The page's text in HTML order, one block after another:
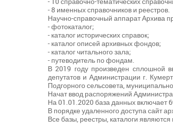
- 8 именных справочников и реестров.
Научно-справочный аппарат Архива
- фотокаталог;
- каталог исторических справок;
- каталог описей архивных фондов;
- каталог читального зала;
- путеводитель по фондам.
В 2019 году произведен сплошной
депутатов и Администрации г.
Подгорного сельсовета,
Начат ввод распоряжений
На 01.01.2020 база данных включает
В порядке удаленного доступа сайт
Все базы, реестры, каталоги